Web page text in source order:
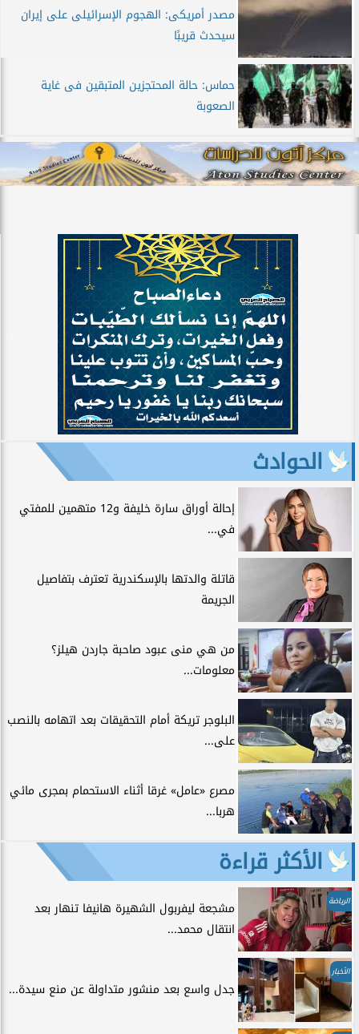
مصدر أمريكى: الهجوم الإسرائيلى على إيران
سيحدث قريبًا
حماس: حالة المحتجزين المتبقين فى غاية
الصعوبة
الحوادث
إحالة أوراق سارة خليفة و12 متهمين للمفتي
في...
قاتلة والدتها بالإسكندرية تعترف بتفاصيل
الجريمة
من هي منى عبود صاحبة جاردن هيلز؟
معلومات...
البلوجر تريكة أمام التحقيقات بعد اتهامه بالنصب
على...
مصرع «عامل» غرقا أثناء الاستحمام بمجرى مائي
هربا...
الأكثر قراءة
الرياضة
مشجعة ليفربول الشهيرة هانيفا تنهار بعد
انتقال محمد...
الأخبار
جدل واسع بعد منشور متداولة عن منع سيدة...